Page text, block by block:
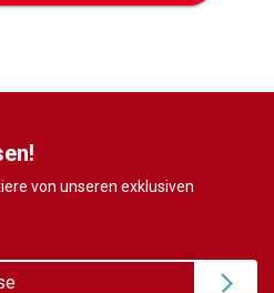
von unseren exklusiven